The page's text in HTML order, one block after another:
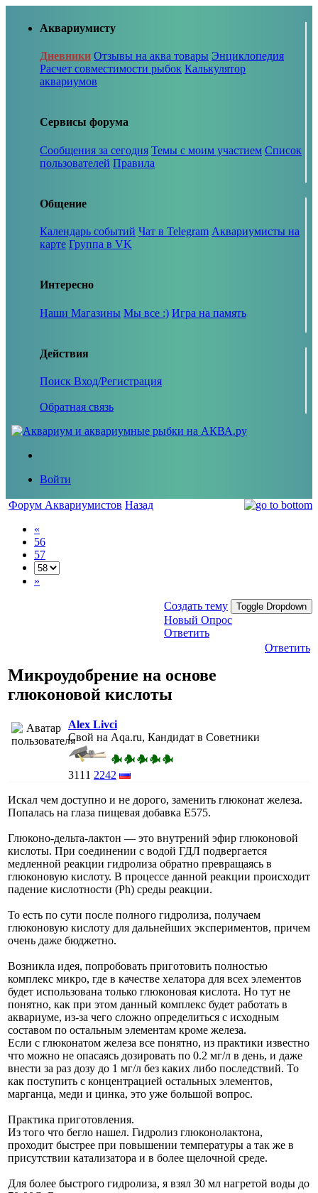
Аквариумисту
Дневники Отзывы на аква товары Энциклопедия
Расчет совместимости рыбок Калькулятор
аквариумов
Сервисы форума
Сообщения за сегодня Темы с моим участием Список
пользователей Правила
Общение
Календарь событий Чат в Telegram Аквариумисты на
карте Группа в VK
Интересно
Наши Магазины Мы все :) Игра на память
Действия
Поиск Вход/Регистрация
Обратная связь
Войти
Форум Аквариумистов Назад
«
56
57
»
Создать тему Toggle Dropdown
Новый Опрос
Ответить
Ответить
Микроудобрение на основе
глюконовой кислоты
Alex Livci
Свой на Aqa.ru, Кандидат в Советники
3111 2242
Искал чем доступно и не дорого, заменить глюконат железа.
Попалась на глаза пищевая добавка E575.
Глюконо-дельта-лактон — это внутрений эфир глюконовой
кислоты. При соединении с водой ГДЛ подвергается
медленной реакции гидролиза обратно превращаясь в
глюконовую кислоту. В процессе данной реакции происходит
падение кислотности (Ph) среды реакции.
То есть по сути после полного гидролиза, получаем
глюконовую кислоту для дальнейших экспериментов, причем
очень даже бюджетно.
Возникла идея, попробовать приготовить полностью
комплекс микро, где в качестве хелатора для всех элементов
будет использована только глюконовая кислота. Но тут не
понятно, как при этом данный комплекс будет работать в
аквариуме, из-за чего сложно определиться с исходным
составом по остальным элементам кроме железа.
Если с глюконатом железа все понятно, из практики известно
что можно не опасаясь дозировать по 0.2 мг/л в день, и даже
внести за раз дозу до 1 мг/л без каких либо последствий. То
как поступить с концентрацией остальных элементов,
марганца, меди и цинка, это уже большой вопрос.
Практика приготовления.
Из того что бегло нашел. Гидролиз глюконолактона,
проходит быстрее при повышении температуры а так же в
присутствии катализатора и в более щелочной среде.
Для более быстрого гидролиза, я взял 30 мл нагретой воды до